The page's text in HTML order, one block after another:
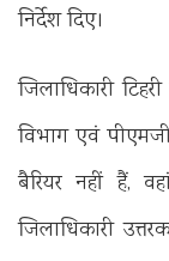
निर्देश दिए।
‎जिलाधिकारी
विभाग एवं
बैरियर नहीं हैं,
जिलाधिकारी